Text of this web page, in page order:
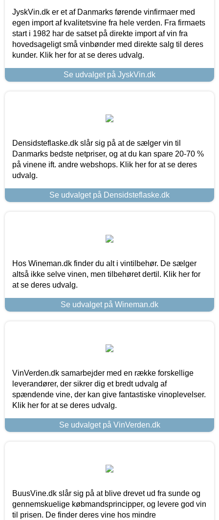
JyskVin.dk er et af Danmarks førende vinfirmaer med
egen import af kvalitetsvine fra hele verden. Fra firmaets
start i 1982 har de satset på direkte import af vin fra
hovedsageligt små vinbønder med direkte salg til deres
kunder. Klik her for at se deres udvalg.
Se udvalget på JyskVin.dk
Densidsteflaske.dk slår sig på at de sælger vin til
Danmarks bedste netpriser, og at du kan spare 20-70 %
på vinene ift. andre webshops. Klik her for at se deres
udvalg.
Se udvalget på Densidsteflaske.dk
Hos Wineman.dk finder du alt i vintilbehør. De sælger
altså ikke selve vinen, men tilbehøret dertil. Klik her for
at se deres udvalg.
Se udvalget på Wineman.dk
VinVerden.dk samarbejder med en række forskellige
leverandører, der sikrer dig et bredt udvalg af
spændende vine, der kan give fantastiske vinoplevelser.
Klik her for at se deres udvalg.
Se udvalget på VinVerden.dk
BuusVine.dk slår sig på at blive drevet ud fra sunde og
gennemskuelige købmandsprincipper, og levere god vin
til prisen. De finder deres vine hos mindre